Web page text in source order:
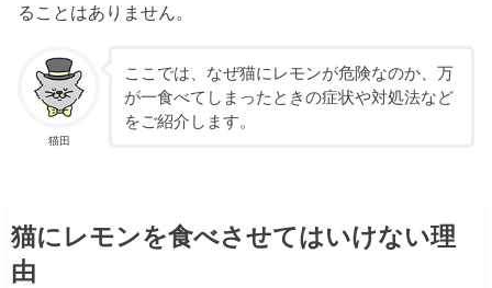
ることはありません。
猫田
ここでは、なぜ猫にレモンが危険なのか、万
が一食べてしまったときの症状や対処法など
をご紹介します。
猫にレモンを食べさせてはいけない理
由